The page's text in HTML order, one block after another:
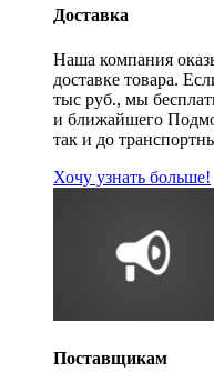
Доставка
Наша компания
доставке товара.
тыс руб., мы
и ближайшего
так и до
Хочу узнать больше!
Поставщикам